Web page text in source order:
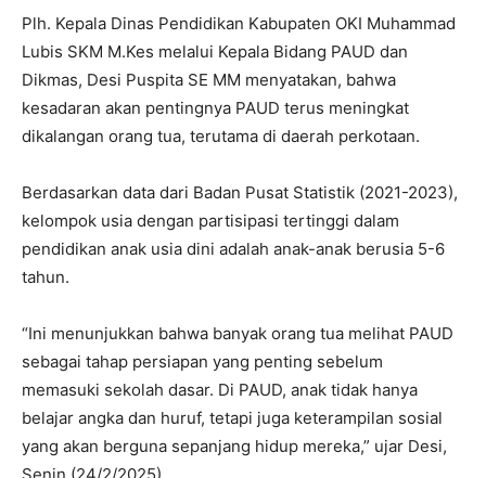
Plh. Kepala Dinas Pendidikan Kabupaten OKI Muhammad
Lubis SKM M.Kes melalui Kepala Bidang PAUD dan
Dikmas, Desi Puspita SE MM menyatakan, bahwa
kesadaran akan pentingnya PAUD terus meningkat
dikalangan orang tua, terutama di daerah perkotaan.
Berdasarkan data dari Badan Pusat Statistik (2021-2023),
kelompok usia dengan partisipasi tertinggi dalam
pendidikan anak usia dini adalah anak-anak berusia 5-6
tahun.
“Ini menunjukkan bahwa banyak orang tua melihat PAUD
sebagai tahap persiapan yang penting sebelum
memasuki sekolah dasar. Di PAUD, anak tidak hanya
belajar angka dan huruf, tetapi juga keterampilan sosial
yang akan berguna sepanjang hidup mereka,” ujar Desi,